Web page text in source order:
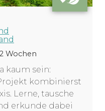
Wochen
kaum sein:
kombinierst
Lerne, tausche
erkunde dabei